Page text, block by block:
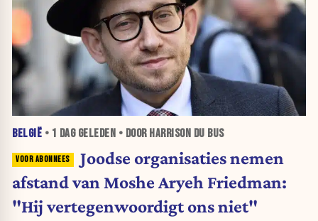
BELGIË • 1 DAGGELEDEN • DOOR HARRISON DU BUS
Joodse organisaties nemen
afstand van Moshe Aryeh Friedman:
"Hij vertegenwoordigt ons niet"